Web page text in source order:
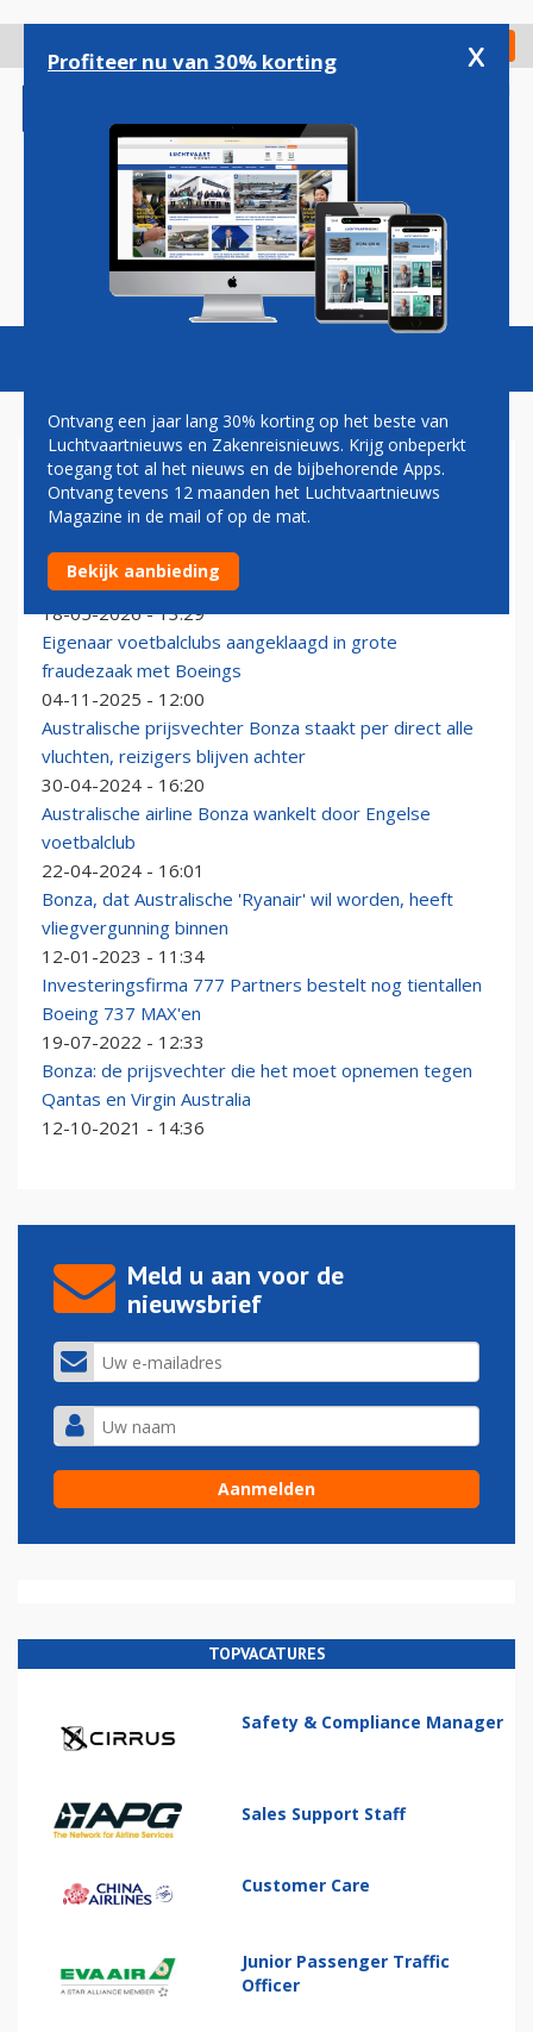
gaan
Check in
Magazine Podcasts Vacatures
BONZA
Nieuwe 'Australische Ryanair' wil het opnemen tegen
Qantas en Virgin Australia
18-05-2026 - 13:29
Eigenaar voetbalclubs aangeklaagd in grote
fraudezaak met Boeings
04-11-2025 - 12:00
Australische prijsvechter Bonza staakt per direct alle
vluchten, reizigers blijven achter
30-04-2024 - 16:20
Australische airline Bonza wankelt door Engelse
voetbalclub
22-04-2024 - 16:01
Bonza, dat Australische 'Ryanair' wil worden, heeft
vliegvergunning binnen
12-01-2023 - 11:34
Investeringsfirma 777 Partners bestelt nog tientallen
Boeing 737 MAX'en
19-07-2022 - 12:33
Bonza: de prijsvechter die het moet opnemen tegen
Qantas en Virgin Australia
12-10-2021 - 14:36
Meld u aan voor de
nieuwsbrief
TOPVACATURES
Safety & Compliance Manager
Sales Support Staff
Customer Care
Junior Passenger Traffic
Officer
Profiteer nu van 30% korting x
Ontvang een jaar lang 30% korting op het beste van
Luchtvaartnieuws en Zakenreisnieuws. Krijg onbeperkt
toegang tot al het nieuws en de bijbehorende Apps.
Ontvang tevens 12 maanden het Luchtvaartnieuws
Magazine in de mail of op de mat.
Bekijk aanbieding